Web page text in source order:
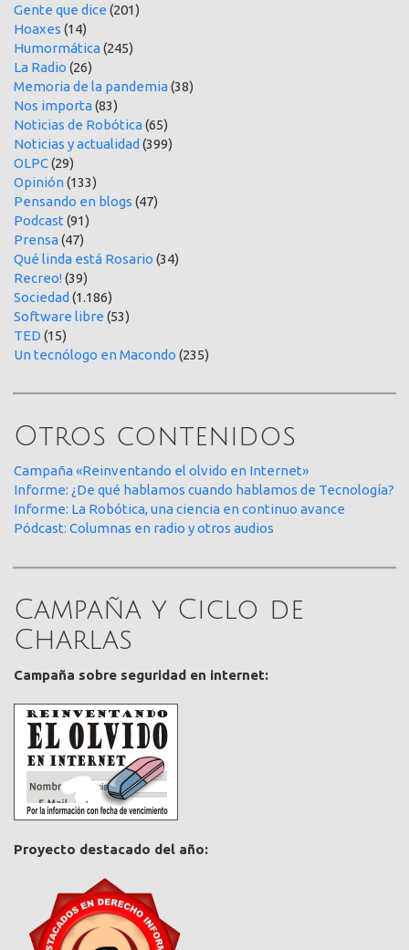
Gente que dice (201)
Hoaxes (14)
Humormática(245)
La Radio (26)
Memoria de la pandemia(38)
Nos importa(83)
Noticias de Robótica(65)
Noticias y actualidad (399)
OLPC(29)
Opinión(133)
Pensando en blogs (47)
Podcast (91)
Prensa(47)
Qué linda está Rosario (34)
Recreo!(39)
Sociedad (1.186)
Software libre (53)
TED (15)
Un tecnólogo en Macondo (235)
Otros contenidos
Campaña «Reinventando el olvido en Internet»
Informe: ¿De qué hablamos cuando hablamos de Tecnología?
Informe: La Robótica, una ciencia en continuo avance
Pódcast: Columnas en radio y otros audios
Campaña y Ciclo de
Charlas
Campaña sobre seguridad en internet:
Proyecto destacado del año: